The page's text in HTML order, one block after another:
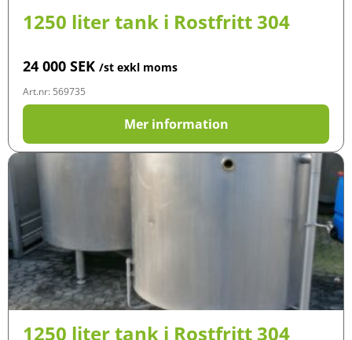
1250 liter tank i Rostfritt 304
24 000 SEK /st exkl moms
Art.nr: 569735
Mer information
1250 liter tank i Rostfritt 304